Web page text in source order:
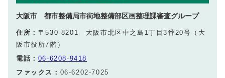
大阪市 都市整備局市街地整備部区画整理課審査グループ
住所： 〒530-8201 大阪市北区中之島1丁目3番20号（大
阪市役所7階）
電話： 06-6208-9418
ファックス： 06-6202-7025